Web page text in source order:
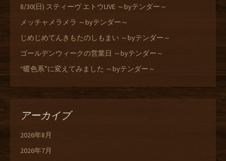
8/30(日) スティーヴ エトウLIVE ～byテンダー～
メッチャメラメラ ～byテンダー～
じめじめてんきもたのしもまい ～byテンダー～
ゴールデンウィークの営業日 ～byテンダー～
“暖色系”に変えてみました ～byテンダー～
アーカイブ
2026年8月
2026年7月